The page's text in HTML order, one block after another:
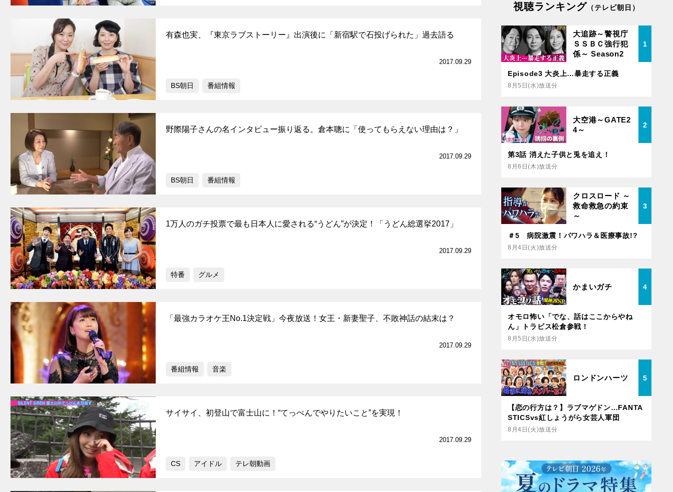
有森也実、『東京ラブストーリー』出演後に「新宿駅で石投げられた」過去語る
2017.09.29
BS朝日 番組情報
野際陽子さんの名インタビュー振り返る。倉本聰に「使ってもらえない理由は？」
2017.09.29
BS朝日 番組情報
1万人のガチ投票で最も日本人に愛される“うどん”が決定！「うどん総選挙2017」
2017.09.29
特番 グルメ
「最強カラオケ王No.1決定戦」今夜放送！女王・新妻聖子、不敗神話の結末は？
2017.09.29
番組情報 音楽
サイサイ、初登山で富士山に！“てっぺんでやりたいこと”を実現！
2017.09.29
CS アイドル テレ朝動画
視聴ランキング （テレビ朝日）
大追跡～警視庁
ＳＳＢＣ強行犯
係～ Season2
1
Episode3 大炎上…暴走する正義
8月5日(水)放送分
大空港～GATE2
4～
2
第3話 消えた子供と兎を追え！
8月6日(木)放送分
クロスロード ～
救命救急の約束
～
3
＃5 病院激震！パワハラ＆医療事故!?
8月4日(火)放送分
かまいガチ 4
オモロ怖い「でな、話はここからやね
ん」トラビス松倉参戦！
8月5日(水)放送分
ロンドンハーツ 5
【恋の行方は？】ラブマゲドン…FANTA
STICSvs紅しょうがら女芸人軍団
8月4日(火)放送分